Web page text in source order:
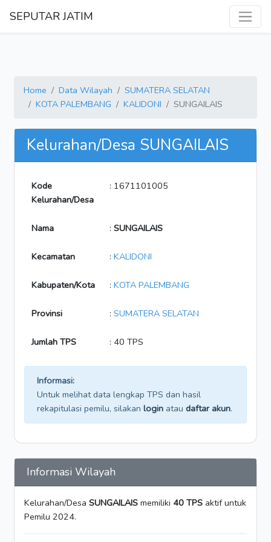
SEPUTAR JATIM
Home Data Wilayah
SUMATERA SELATAN
KOTA PALEMBANG
KALIDONI SUNGAILAIS
Kelurahan/Desa SUNGAILAIS
Kode
Kelurahan/Desa
: 1671101005
Nama : SUNGAILAIS
Kecamatan : KALIDONI
Kabupaten/Kota : KOTA PALEMBANG
Provinsi : SUMATERA SELATAN
Jumlah TPS : 40 TPS
Informasi:
Untuk melihat data lengkap TPS dan hasil
rekapitulasi pemilu, silakan login atau daftar akun.
Informasi Wilayah
Kelurahan/Desa SUNGAILAIS memiliki 40 TPS aktif untuk
Pemilu 2024.